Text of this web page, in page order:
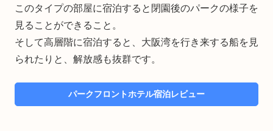
このタイプの部屋に宿泊すると閉園後のパークの様子を
見ることができること。
そして高層階に宿泊すると、大阪湾を行き来する船を見
られたりと、解放感も抜群です。
パークフロントホテル宿泊レビュー